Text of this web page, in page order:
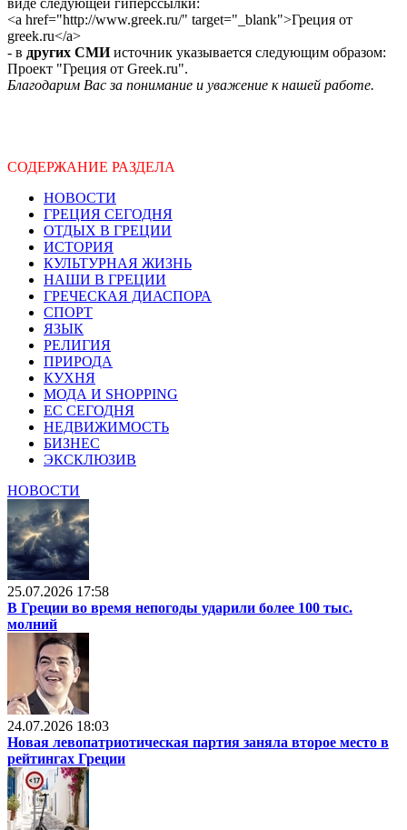
виде следующей гиперссылки:
<a href="http://www.greek.ru/" target="_blank">Греция от
greek.ru</a>
- в других СМИисточник указывается следующим образом:
Проект "Греция от Greek.ru".
Благодарим Вас за понимание и уважение к нашей работе.
СОДЕРЖАНИЕ РАЗДЕЛА
НОВОСТИ
ГРЕЦИЯ СЕГОДНЯ
ОТДЫХ В ГРЕЦИИ
ИСТОРИЯ
КУЛЬТУРНАЯ ЖИЗНЬ
НАШИ В ГРЕЦИИ
ГРЕЧЕСКАЯ ДИАСПОРА
СПОРТ
ЯЗЫК
РЕЛИГИЯ
ПРИРОДА
КУХНЯ
МОДА И SHOPPING
ЕС СЕГОДНЯ
НЕДВИЖИМОСТЬ
БИЗНЕС
ЭКСКЛЮЗИВ
НОВОСТИ
25.07.2026 17:58
В Греции во время непогоды ударили более 100 тыс.
молний
24.07.2026 18:03
Новая левопатриотическая партия заняла второе место в
рейтингах Греции